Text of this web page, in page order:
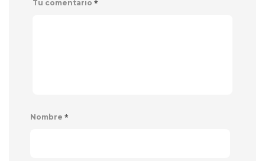
Tu comentario *
Nombre *